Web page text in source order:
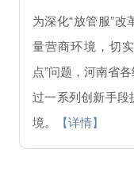
为深化“放管服”
量营商环境，切
点”问题，河南省
过一系列创新手
境。
【详情】